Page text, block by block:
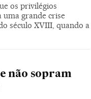
os privilégios
uma grande crise
século XVIII, quando a
não sopram